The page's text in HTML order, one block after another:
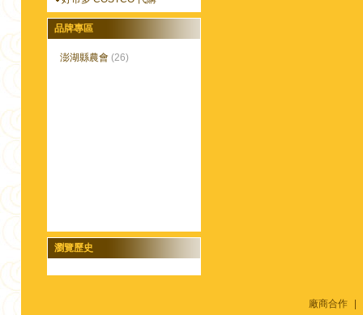
品牌專區
澎湖縣農會 (26)
瀏覽歷史
廠商合作